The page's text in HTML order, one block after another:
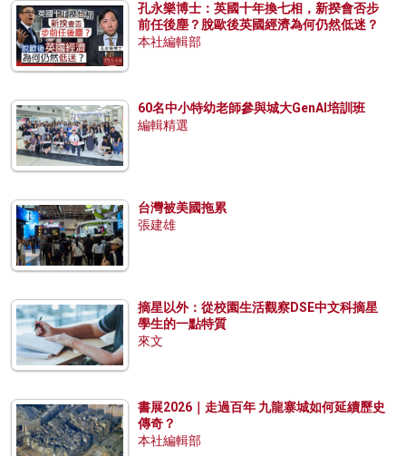
孔永樂博士：英國十年換七相，新揆會否步
前任後塵？脫歐後英國經濟為何仍然低迷？
本社編輯部
60名中小特幼老師參與城大GenAI培訓班
編輯精選
台灣被美國拖累
張建雄
摘星以外：從校園生活觀察DSE中文科摘星
學生的一點特質
來文
書展2026｜走過百年 九龍寨城如何延續歷史
傳奇？
本社編輯部